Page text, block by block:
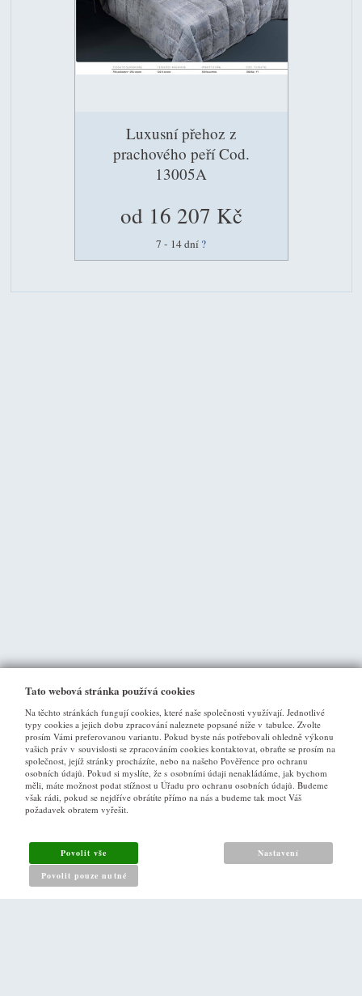
Luxusní přehoz z
prachového peří Cod.
13005A
od 16 207 Kč
7 - 14 dní ?
VŠE O NÁKUPU
Jak nakupovat
Reklamační řád
Zásady pro nakládání s osobními údaji
Tato webová stránka používá cookies
Na těchto stránkách fungují cookies, které naše společnosti využívají. Jednotlivé
typy cookies a jejich dobu zpracování naleznete popsané níže v tabulce. Zvolte
prosím Vámi preferovanou variantu. Pokud byste nás potřebovali ohledně výkonu
vašich práv v souvislosti se zpracováním cookies kontaktovat, obraťte se prosím na
společnost, jejíž stránky procházíte, nebo na našeho Pověřence pro ochranu
osobních údajů. Pokud si myslíte, že s osobními údaji nenakládáme, jak bychom
měli, máte možnost podat stížnost u Úřadu pro ochranu osobních údajů. Budeme
však rádi, pokud se nejdříve obrátíte přímo na nás a budeme tak moct Váš
požadavek obratem vyřešit.
Povolit vše
Povolit pouze nutné
Nastavení